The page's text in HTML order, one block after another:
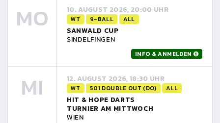
MO 10. AUGUST 2026, 20:00 UHR
WT 9-BALL ALL
SANWALD CUP
SINDELFINGEN
INFO & ANMELDEN
MI 12. AUGUST 2026, 18:30 UHR
WT 501 DOUBLE OUT (DO) ALL
HIT & HOPE DARTS
TURNIER AM MITTWOCH
WIEN